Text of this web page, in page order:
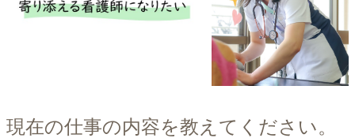
現在の仕事の内容を教えてください。